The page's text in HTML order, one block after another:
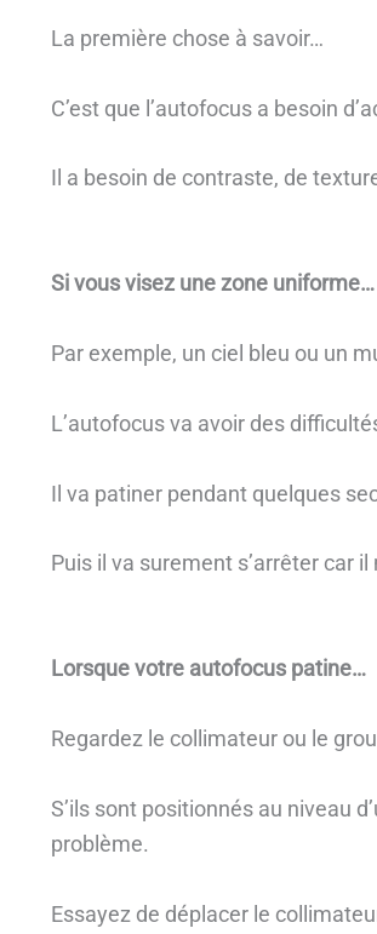
La première chose à savoir…
C’est que l’autofocus a besoin
Il a besoin de contraste, de
Si vous visez une zone uniforme…
Par exemple, un ciel bleu ou un
L’autofocus va avoir des
Il va patiner pendant quelques
Puis il va surement s’arrêter car
Lorsque votre autofocus patine…
Regardez le collimateur ou le
S’ils sont positionnés au niveau
problème.
Essayez de déplacer le